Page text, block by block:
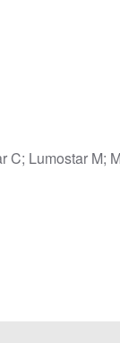
Lumostar